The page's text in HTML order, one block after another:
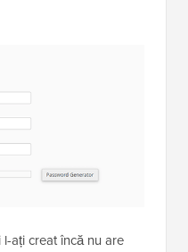
ați creat încă nu are